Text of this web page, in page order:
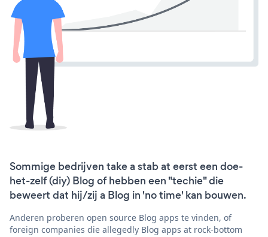
Sommige bedrijven take a stab at eerst een doe-
het-zelf (diy) Blog of hebben een "techie" die
beweert dat hij/zij a Blog in 'no time' kan bouwen.
Anderen proberen open source Blog apps te vinden, of
foreign companies die allegedly Blog apps at rock-bottom